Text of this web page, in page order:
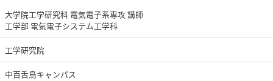
大学院工学研究科 電気電子系専攻 講師
工学部 電気電子システム工学科
工学研究院
中百舌鳥キャンパス